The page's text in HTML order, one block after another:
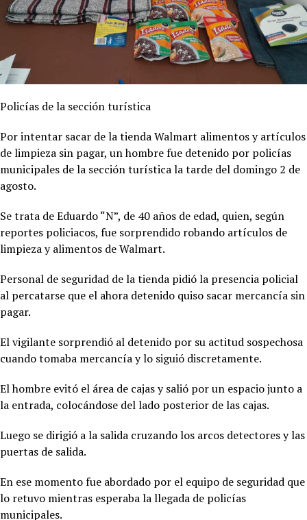
Policías de la sección turística
Por intentar sacar de la tienda Walmart alimentos y artículos
de limpieza sin pagar, un hombre fue detenido por policías
municipales de la sección turística la tarde del domingo 2 de
agosto.
Se trata de Eduardo “N”, de 40 años de edad, quien, según
reportes policiacos, fue sorprendido robando artículos de
limpieza y alimentos de Walmart.
Personal de seguridad de la tienda pidió la presencia policial
al percatarse que el ahora detenido quiso sacar mercancía sin
pagar.
El vigilante sorprendió al detenido por su actitud sospechosa
cuando tomaba mercancía y lo siguió discretamente.
El hombre evitó el área de cajas y salió por un espacio junto a
la entrada, colocándose del lado posterior de las cajas.
Luego se dirigió a la salida cruzando los arcos detectores y las
puertas de salida.
En ese momento fue abordado por el equipo de seguridad que
lo retuvo mientras esperaba la llegada de policías
municipales.